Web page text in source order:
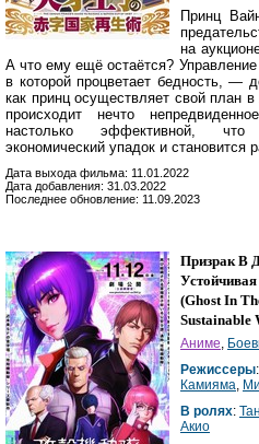
Принц
на
А что ему ещё остаётся?
в которой процветает бедность, —
как принц осуществляет свой план
происходит нечто
настолько эффективной, что
экономический упадок и становится
Дата выхода фильма: 11.01.2022
Дата добавления: 31.03.2022
Последнее обновление: 11.09.2023
Призрак В
(Ghost In
Sustainable
Аниме,
Режиссеры:
Камияма,
В ролях:
Акио